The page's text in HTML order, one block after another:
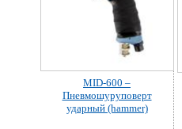
MID-600 –
Пневмошуруповерт
ударный (hammer)